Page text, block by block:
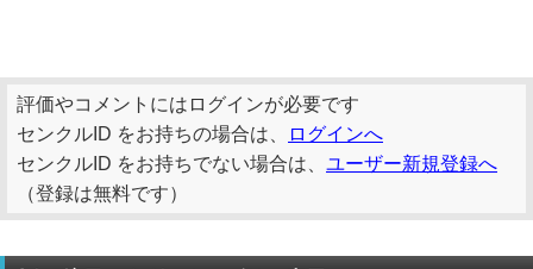
評価やコメントにはログインが必要です
センクルID をお持ちの場合は、
ログインへ
センクルID をお持ちでない場合は、 ユーザー新規登録へ
（登録は無料です）